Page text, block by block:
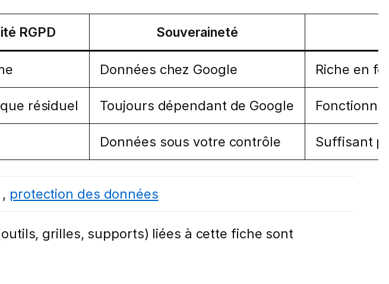
RGPD Souveraineté
Données chez Google Riche en
résiduel Toujours dépendant de Google
Données sous votre contrôle Suffisant
, protection des données
grilles, supports) liées à cette fiche sont